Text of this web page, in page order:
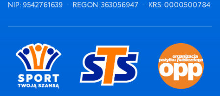
NIP: 9542761639
REGON: 363056947 KRS: 0000500784